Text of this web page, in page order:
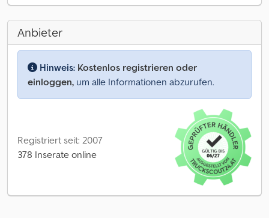
Anbieter
Hinweis: Kostenlos registrieren oder
einloggen, um alle Informationen abzurufen.
Registriert seit: 2007
378 Inserate online